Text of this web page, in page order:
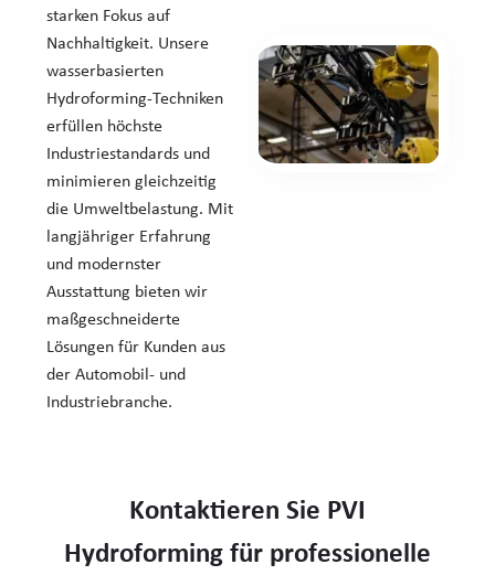
starken Fokus auf
Nachhaltigkeit. Unsere
wasserbasierten
Hydroforming-Techniken
erfüllen höchste
Industriestandards und
minimieren gleichzeitig
die Umweltbelastung. Mit
langjähriger Erfahrung
und modernster
Ausstattung bieten wir
maßgeschneiderte
Lösungen für Kunden aus
der Automobil- und
Industriebranche.
Kontaktieren Sie PVI
Hydroforming für professionelle